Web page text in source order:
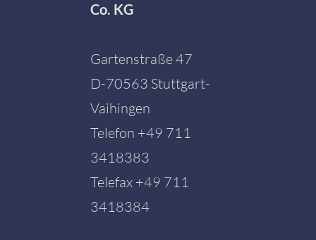
Co. KG
Gartenstraße 47
D-70563 Stuttgart-
Vaihingen
Telefon +49 711
3418383
Telefax +49 711
3418384